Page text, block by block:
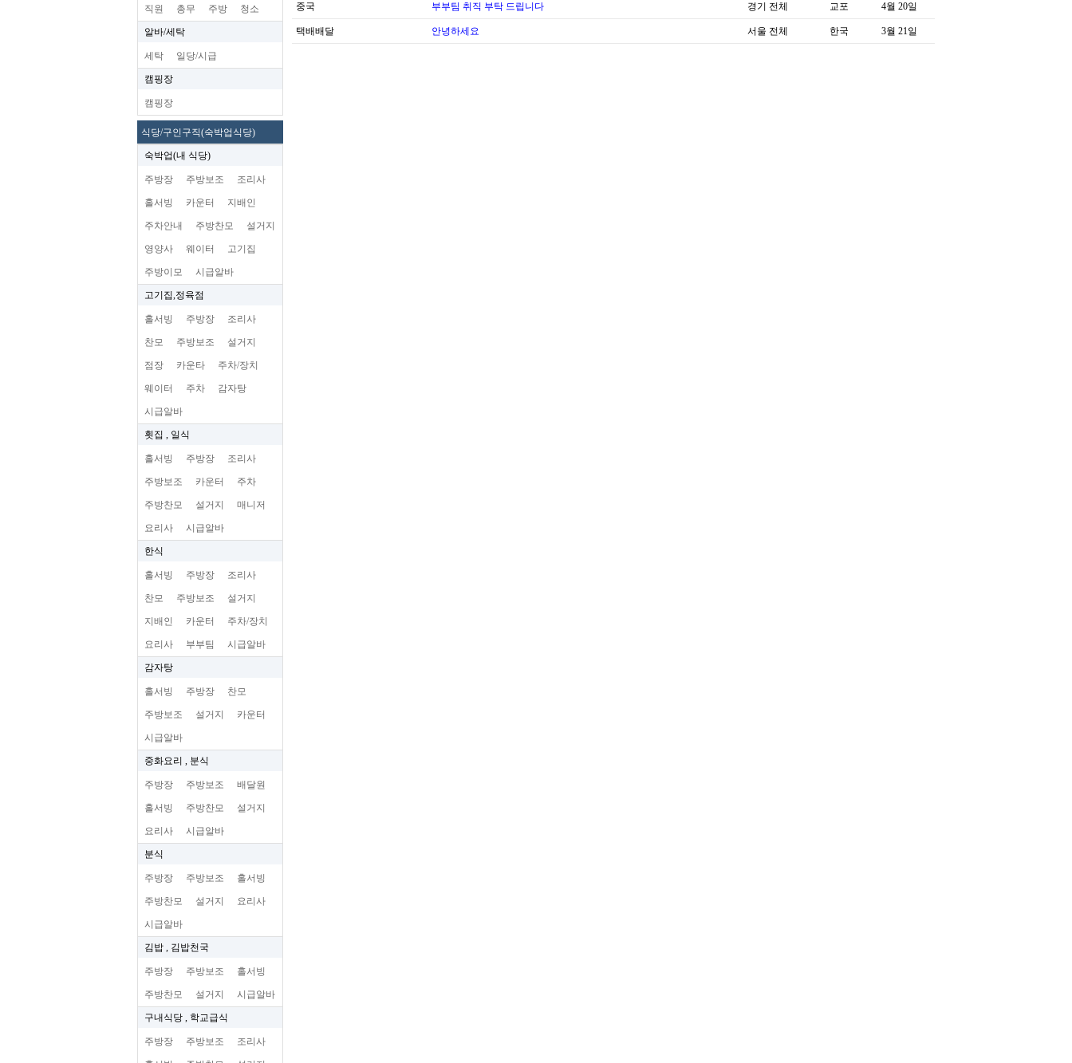
직원 총무 주방 청소
알바/세탁
세탁 일당/시급
캠핑장
캠핑장
식당/구인구직(숙박업식당)
숙박업(내 식당)
주방장 주방보조 조리사
홀서빙 카운터 지배인
주차안내 주방찬모 설거지
영양사 웨이터 고기집
주방이모 시급알바
고기집,정육점
홀서빙 주방장 조리사
찬모 주방보조 설거지
점장 카운타 주차/장치
웨이터 주차 감자탕
시급알바
횟집 , 일식
홀서빙 주방장 조리사
주방보조 카운터 주차
주방찬모 설거지 매니저
요리사 시급알바
한식
홀서빙 주방장 조리사
찬모 주방보조 설거지
지배인 카운터 주차/장치
요리사 부부팀 시급알바
감자탕
홀서빙 주방장 찬모
주방보조 설거지 카운터
시급알바
중화요리 , 분식
주방장 주방보조 배달원
홀서빙 주방찬모 설거지
요리사 시급알바
분식
주방장 주방보조 홀서빙
주방찬모 설거지 요리사
시급알바
김밥 , 김밥천국
주방장 주방보조 홀서빙
주방찬모 설거지 시급알바
구내식당 , 학교급식
주방장 주방보조 조리사
중국 부부팀 취직 부탁 드립니다 경기 전체 교포 4월 20일
택배배달 안녕하세요 서울 전체 한국 3월 21일